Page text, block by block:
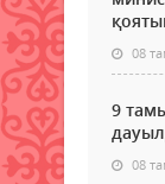
08
9
08